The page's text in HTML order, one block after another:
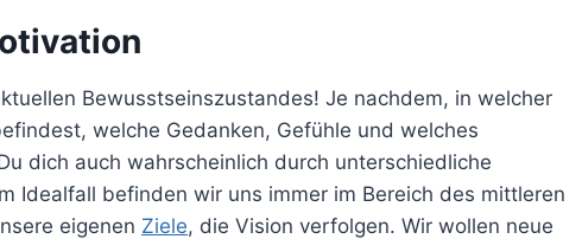
Bewusstseinszustandes! Je nachdem, in welcher
welche Gedanken, Gefühle und welches
dich auch wahrscheinlich durch unterschiedliche
Idealfall befinden wir uns immer im Bereich des mittleren
eigenen Ziele, die Vision verfolgen. Wir wollen neue